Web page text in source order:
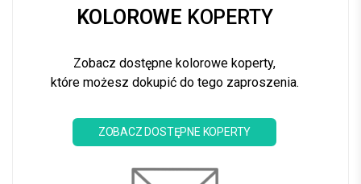
KOLOROWE KOPERTY
Zobacz dostępne kolorowe koperty,
które możesz dokupić do tego zaproszenia.
ZOBACZ DOSTĘPNE KOPERTY